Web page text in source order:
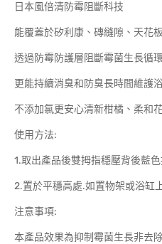
日本風倍清防霉阻斷科技
能覆蓋於矽利康、磚縫隙、天花
透過防霉防護層阻斷霉菌生長循
更能持續消臭和防臭長時間維護
不添加氯更安心清新柑橘、柔和
使用方法:
1.取出產品後雙拇指穩壓背後藍
2.置於平穩高處.如置物架或浴缸
注意事項:
本產品效果為抑制霉菌生長非去